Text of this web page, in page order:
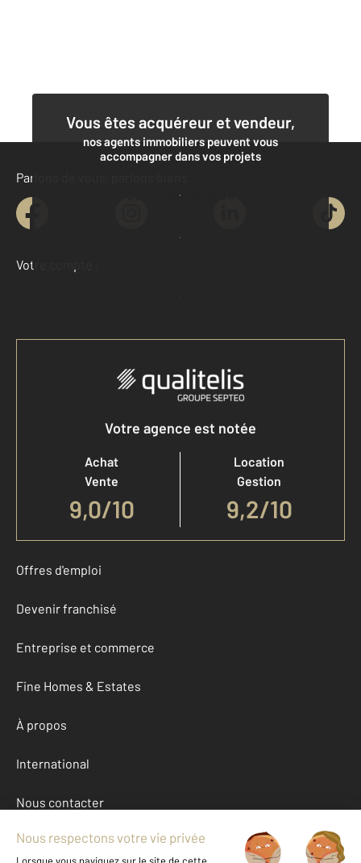
Vous êtes acquéreur et vendeur,
nos agents immobiliers peuvent vous
accompagner dans vos projets
Contacter l'agence
Demander une estimation
Parlons de vous, parlons biens
Votre compte :
Accéder à mon compte
Votre agence est notée
Achat
Vente
9,0/10
Location
Gestion
9,2/10
Offres d'emploi
Devenir franchisé
Entreprise et commerce
Fine Homes & Estates
À propos
International
Nous contacter